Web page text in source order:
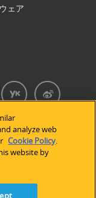
ェア
analyze web
Cookie Policy.
website by